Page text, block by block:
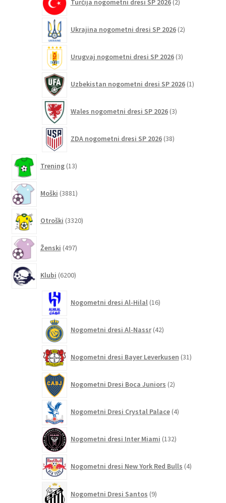
Turčija nogometni dresi SP 2026 2izdelka
Ukrajina nogometni dresi SP 2026 2izdelka
Urugvaj nogometni dresi SP 2026 3izdelki
Uzbekistan nogometni dresi SP 2026 1izdelek
Wales nogometni dresi SP 2026 3izdelki
ZDA nogometni dresi SP 2026 38izdelkov
Trening 13izdelkov
Moški 3881izdelkov
Otroški 3320izdelkov
Ženski 497izdelkov
Klubi 6200izdelkov
Nogometni dresi Al-Hilal 16izdelkov
Nogometni dresi Al-Nassr 42izdelkov
Nogometni dresi Bayer Leverkusen 31izdelkov
Nogometni Dresi Boca Juniors 2izdelka
Nogometni Dresi Crystal Palace 4izdelki
Nogometni dresi Inter Miami 132izdelkov
Nogometni dresi New York Red Bulls 4izdelki
Nogometni Dresi Santos 9izdelkov